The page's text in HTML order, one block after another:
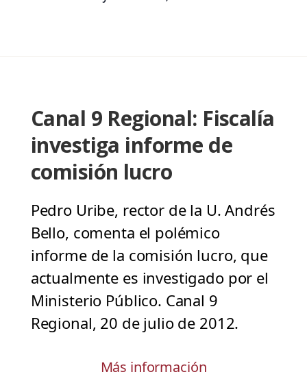
Canal 9 Regional: Fiscalía
investiga informe de
comisión lucro
Pedro Uribe, rector de la U. Andrés
Bello, comenta el polémico
informe de la comisión lucro, que
actualmente es investigado por el
Ministerio Público. Canal 9
Regional, 20 de julio de 2012.
Más información